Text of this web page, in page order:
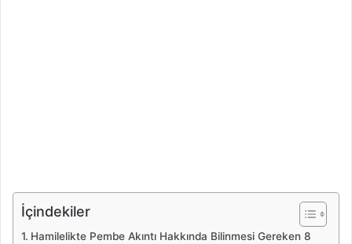
İçindekiler
Hamilelikte Pembe Akıntı Hakkında Bilinmesi Gereken 8